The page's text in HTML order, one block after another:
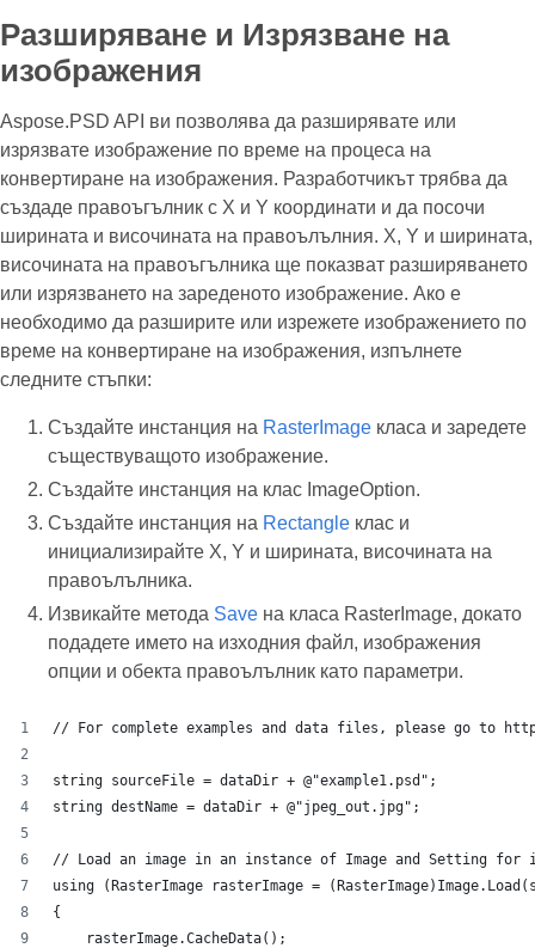
Разширяване и Изрязване на
изображения
Aspose.PSD API ви позволява да разширявате или
изрязвате изображение по време на процеса на
конвертиране на изображения. Разработчикът трябва да
създаде правоъгълник с X и Y координати и да посочи
ширината и височината на правоълълния. X, Y и ширината,
височината на правоъгълника ще показват разширяването
или изрязването на зареденото изображение. Ако е
необходимо да разширите или изрежете изображението по
време на конвертиране на изображения, изпълнете
следните стъпки:
Създайте инстанция на RasterImage класа и заредете
съществуващото изображение.
Създайте инстанция на клас ImageOption.
Създайте инстанция на Rectangle клас и
инициализирайте X, Y и ширината, височината на
правоълълника.
Извикайте метода Save на класа RasterImage, докато
подадете името на изходния файл, изображения
опции и обекта правоълълник като параметри.
// For complete examples and data files, please go to
string sourceFile = dataDir + @"example1.psd";
string destName = dataDir + @"jpeg_out.jpg";
// Load an image in an instance of Image and Setting for
using (RasterImage rasterImage =
{
    rasterImage.CacheData();